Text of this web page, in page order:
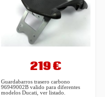
219 €
Guardabarros trasero carbono
96949002B valido para diferentes
modelos Ducati, ver listado.